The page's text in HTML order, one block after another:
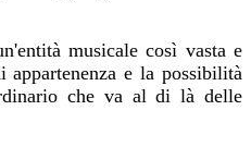
musicale così vasta e
appartenenza e la possibilità
che va al di là delle